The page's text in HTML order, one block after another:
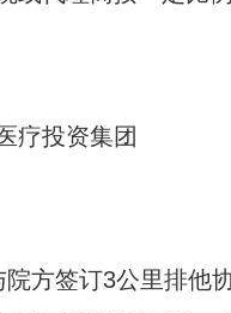
疗投资集团
方签订3公里排他